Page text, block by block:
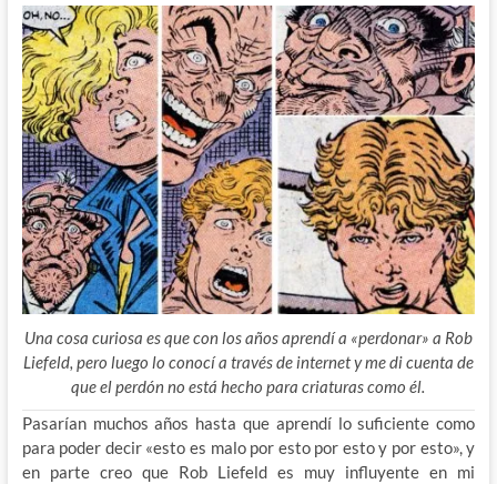
Una cosa curiosa es que con los años aprendí a «perdonar» a Rob
Liefeld, pero luego lo conocí a través de internet y me di cuenta de
que el perdón no está hecho para criaturas como él.
Pasarían muchos años hasta que aprendí lo suficiente como
para poder decir «esto es malo por esto por esto y por esto», y
en parte creo que Rob Liefeld es muy influyente en mi